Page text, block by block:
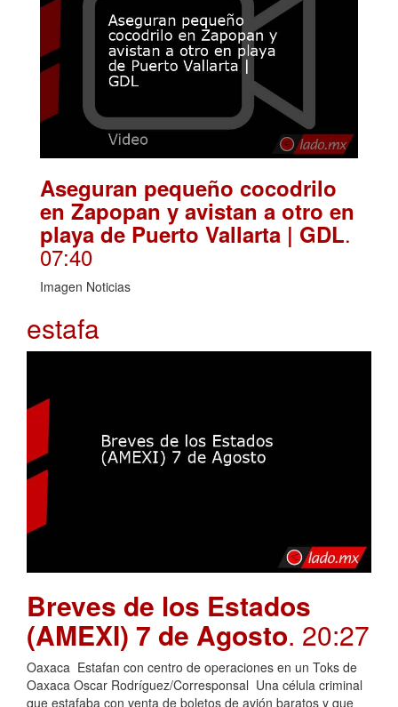
Aseguran pequeño cocodrilo
en Zapopan y avistan a otro en
playa de Puerto Vallarta | GDL.
07:40
Imagen Noticias
estafa
Breves de los Estados
(AMEXI) 7 de Agosto. 20:27
Oaxaca Estafan con centro de operaciones en un Toks de
Oaxaca Oscar Rodríguez/Corresponsal Una célula criminal
que estafaba con venta de boletos de avión baratos y que